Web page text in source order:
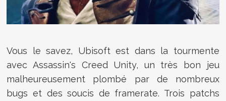
Vous le savez, Ubisoft est dans la tourmente
avec Assassin's Creed Unity, un très bon jeu
malheureusement plombé par de nombreux
bugs et des soucis de framerate. Trois patchs